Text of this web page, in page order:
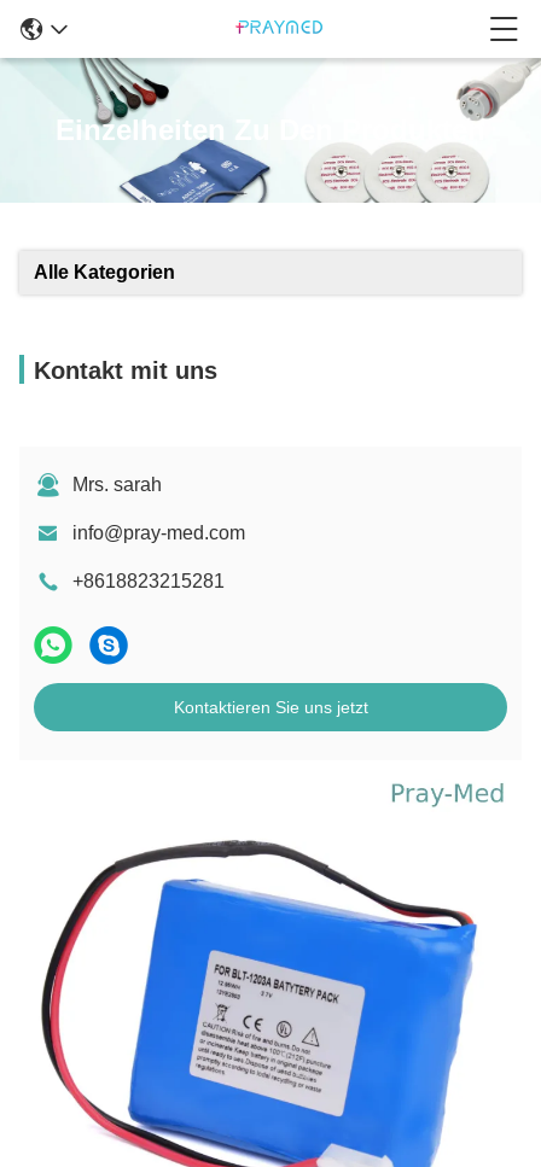
Einzelheiten Zu Den Produkten
Alle Kategorien
Kontakt mit uns
Mrs. sarah
info@pray-med.com
+8618823215281
Kontaktieren Sie uns jetzt